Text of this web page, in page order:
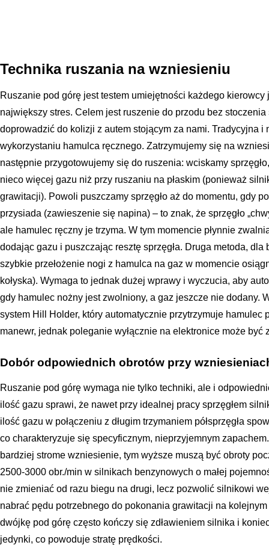
Technika ruszania na wzniesieniu
Ruszanie pod górę jest testem umiejętności każdego
największy stres. Celem jest ruszenie do przodu bez stoczenia
doprowadzić do kolizji z autem stojącym za nami. Tradycyjna
wykorzystaniu hamulca ręcznego. Zatrzymujemy się na
następnie przygotowujemy się do ruszenia: wciskamy
nieco więcej gazu niż przy ruszaniu na płaskim (ponieważ
grawitacji). Powoli puszczamy sprzęgło aż do momentu, gdy
przysiada (zawieszenie się napina) – to znak, że sprzęgło
ale hamulec ręczny je trzyma. W tym momencie płynnie
dodając gazu i puszczając resztę sprzęgła. Druga metoda,
szybkie przełożenie nogi z hamulca na gaz w momencie
kołyska). Wymaga to jednak dużej wprawy i wyczucia, aby
gdy hamulec nożny jest zwolniony, a gaz jeszcze nie dodany.
system Hill Holder, który automatycznie przytrzymuje hamulec
manewr, jednak poleganie wyłącznie na elektronice może być
Dobór odpowiednich obrotów przy
Ruszanie pod górę wymaga nie tylko techniki, ale i
ilość gazu sprawi, że nawet przy idealnej pracy sprzęgłem
ilość gazu w połączeniu z długim trzymaniem półsprzęgła
co charakteryzuje się specyficznym, nieprzyjemnym
bardziej strome wzniesienie, tym wyższe muszą być obroty
2500-3000 obr./min w silnikach benzynowych o małej
nie zmieniać od razu biegu na drugi, lecz pozwolić silnikowi
nabrać pędu potrzebnego do pokonania grawitacji na
dwójkę pod górę często kończy się zdławieniem silnika i
jedynki, co powoduje stratę prędkości.